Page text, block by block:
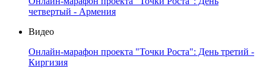
четвертый - Армения
Видео
Онлайн-марафон проекта "Точки Роста": День третий -
Киргизия